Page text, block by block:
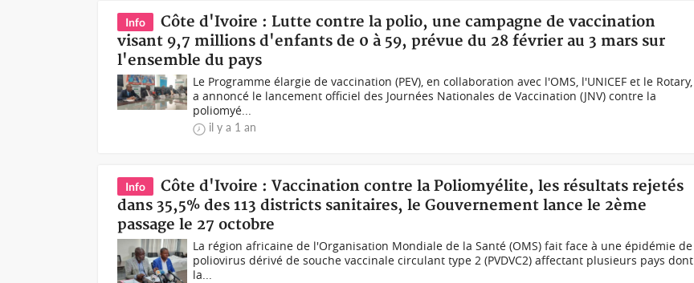
Info
Côte d'Ivoire : Lutte contre la polio, une campagne de vaccination
visant 9,7 millions d'enfants de 0 à 59, prévue du 28 février au 3 mars sur
l'ensemble du pays
Le Programme élargie de vaccination (PEV), en collaboration avec l'OMS, l'UNICEF et le Rotary,
a annoncé le lancement officiel des Journées Nationales de Vaccination (JNV) contre la
poliomyé...
il y a 1 an
Info
Côte d'Ivoire : Vaccination contre la Poliomyélite, les résultats rejetés
dans 35,5% des 113 districts sanitaires, le Gouvernement lance le 2ème
passage le 27 octobre
La région africaine de l'Organisation Mondiale de la Santé (OMS) fait face à une épidémie de
poliovirus dérivé de souche vaccinale circulant type 2 (PVDVC2) affectant plusieurs pays dont
la...